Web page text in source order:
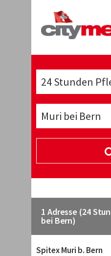
1 Adresse (24
bei Bern)
Spitex Muri b. Bern